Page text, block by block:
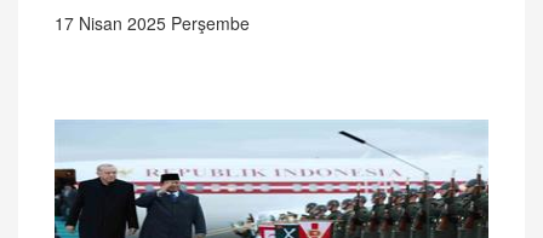
17 Nisan 2025 Perşembe